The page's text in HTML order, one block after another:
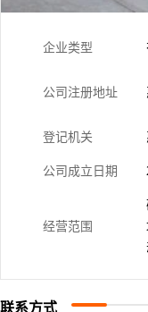
企业类型
公司注册地址
登记机关
公司成立日期
经营范围
联系方式